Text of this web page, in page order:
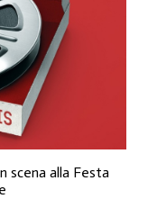
scena alla Festa